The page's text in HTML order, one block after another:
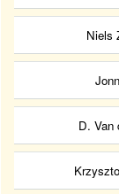
Niels
D. Van